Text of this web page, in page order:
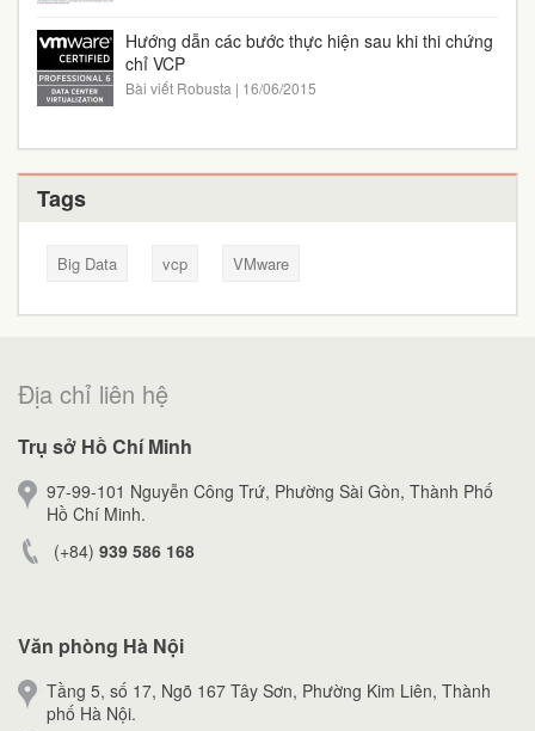
Hướng dẫn các bước thực hiện sau khi thi chứng
chỉ VCP
Bài viết Robusta | 16/06/2015
Tags
Big Data vcp VMware
Địa chỉ liên hệ
Trụ sở Hồ Chí Minh
97-99-101 Nguyễn Công Trứ, Phường Sài Gòn, Thành Phố
Hồ Chí Minh.
(+84) 939 586 168
Văn phòng Hà Nội
Tầng 5, số 17, Ngõ 167 Tây Sơn, Phường Kim Liên, Thành
phố Hà Nội.